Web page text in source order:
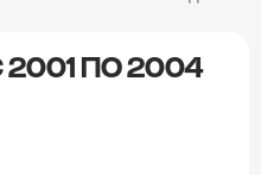
ПО 2004